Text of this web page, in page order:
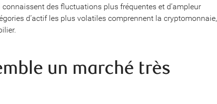
des fluctuations plus fréquentes et d’ampleur
d’actif les plus volatiles comprennent la cryptomonnaie,
un marché très